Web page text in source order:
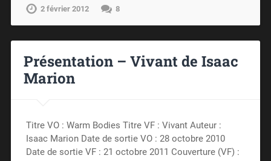
2 février 2012 8
Présentation – Vivant de Isaac
Marion
Titre VO : Warm Bodies Titre VF : Vivant Auteur :
Isaac Marion Date de sortie VO : 28 octobre 2010
Date de sortie VF : 21 octobre 2011 Couverture (VF) :